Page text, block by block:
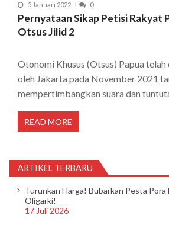
5 Januari 2022 0
Pernyataan Sikap Petisi Rakyat
Otsus Jilid 2
Otonomi Khusus (Otsus) Papua
oleh Jakarta pada November 2021
mempertimbangkan suara dan
READ MORE
ARTIKEL TERBARU
Turunkan Harga! Bubarkan Pesta Pora
Oligarki!
17 Juli 2026